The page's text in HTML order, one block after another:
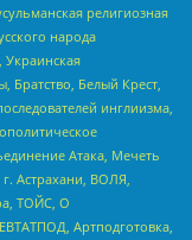
религиозная
народа
Братство, Белый Крест,
инглиизма,
Атака, Мечеть
Астрахани, ВОЛЯ,
ТОЙС, О
Артподготовка,